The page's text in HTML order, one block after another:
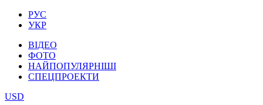
РУС
УКР
ВІДЕО
ФОТО
НАЙПОПУЛЯРНІШІ
СПЕЦПРОЕКТИ
USD